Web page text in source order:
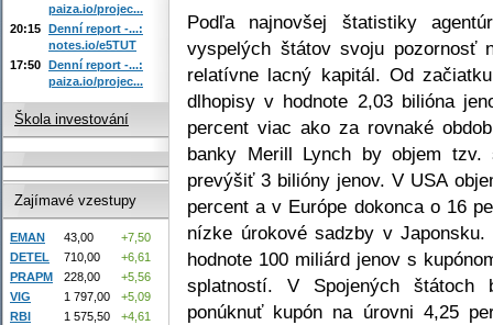
Podľa najnovšej štatistiky
vyspelých štátov svoju pozornosť
relatívne lacný kapitál. Od
dlhopisy v hodnote 2,03 bilióna
percent viac ako za rovnaké
banky Merill Lynch by objem
prevýšiť 3 bilióny jenov. V USA
percent a v Európe dokonca o 16
nízke úrokové sadzby v
hodnote 100 miliárd jenov s
splatností. V Spojených štátoch
ponúknuť kupón na úrovni 4,25
paiza.io/projec...
20:15 Denní report -...:
notes.io/e5TUT
17:50 Denní report -...:
paiza.io/projec...
Škola investování
Zajímavé vzestupy
EMAN 43,00
+7,50
DETEL
710,00
+6,61
PRAPM
228,00
+5,56
VIG
1 797,00
+5,09
RBI
1 575,50 +4,61